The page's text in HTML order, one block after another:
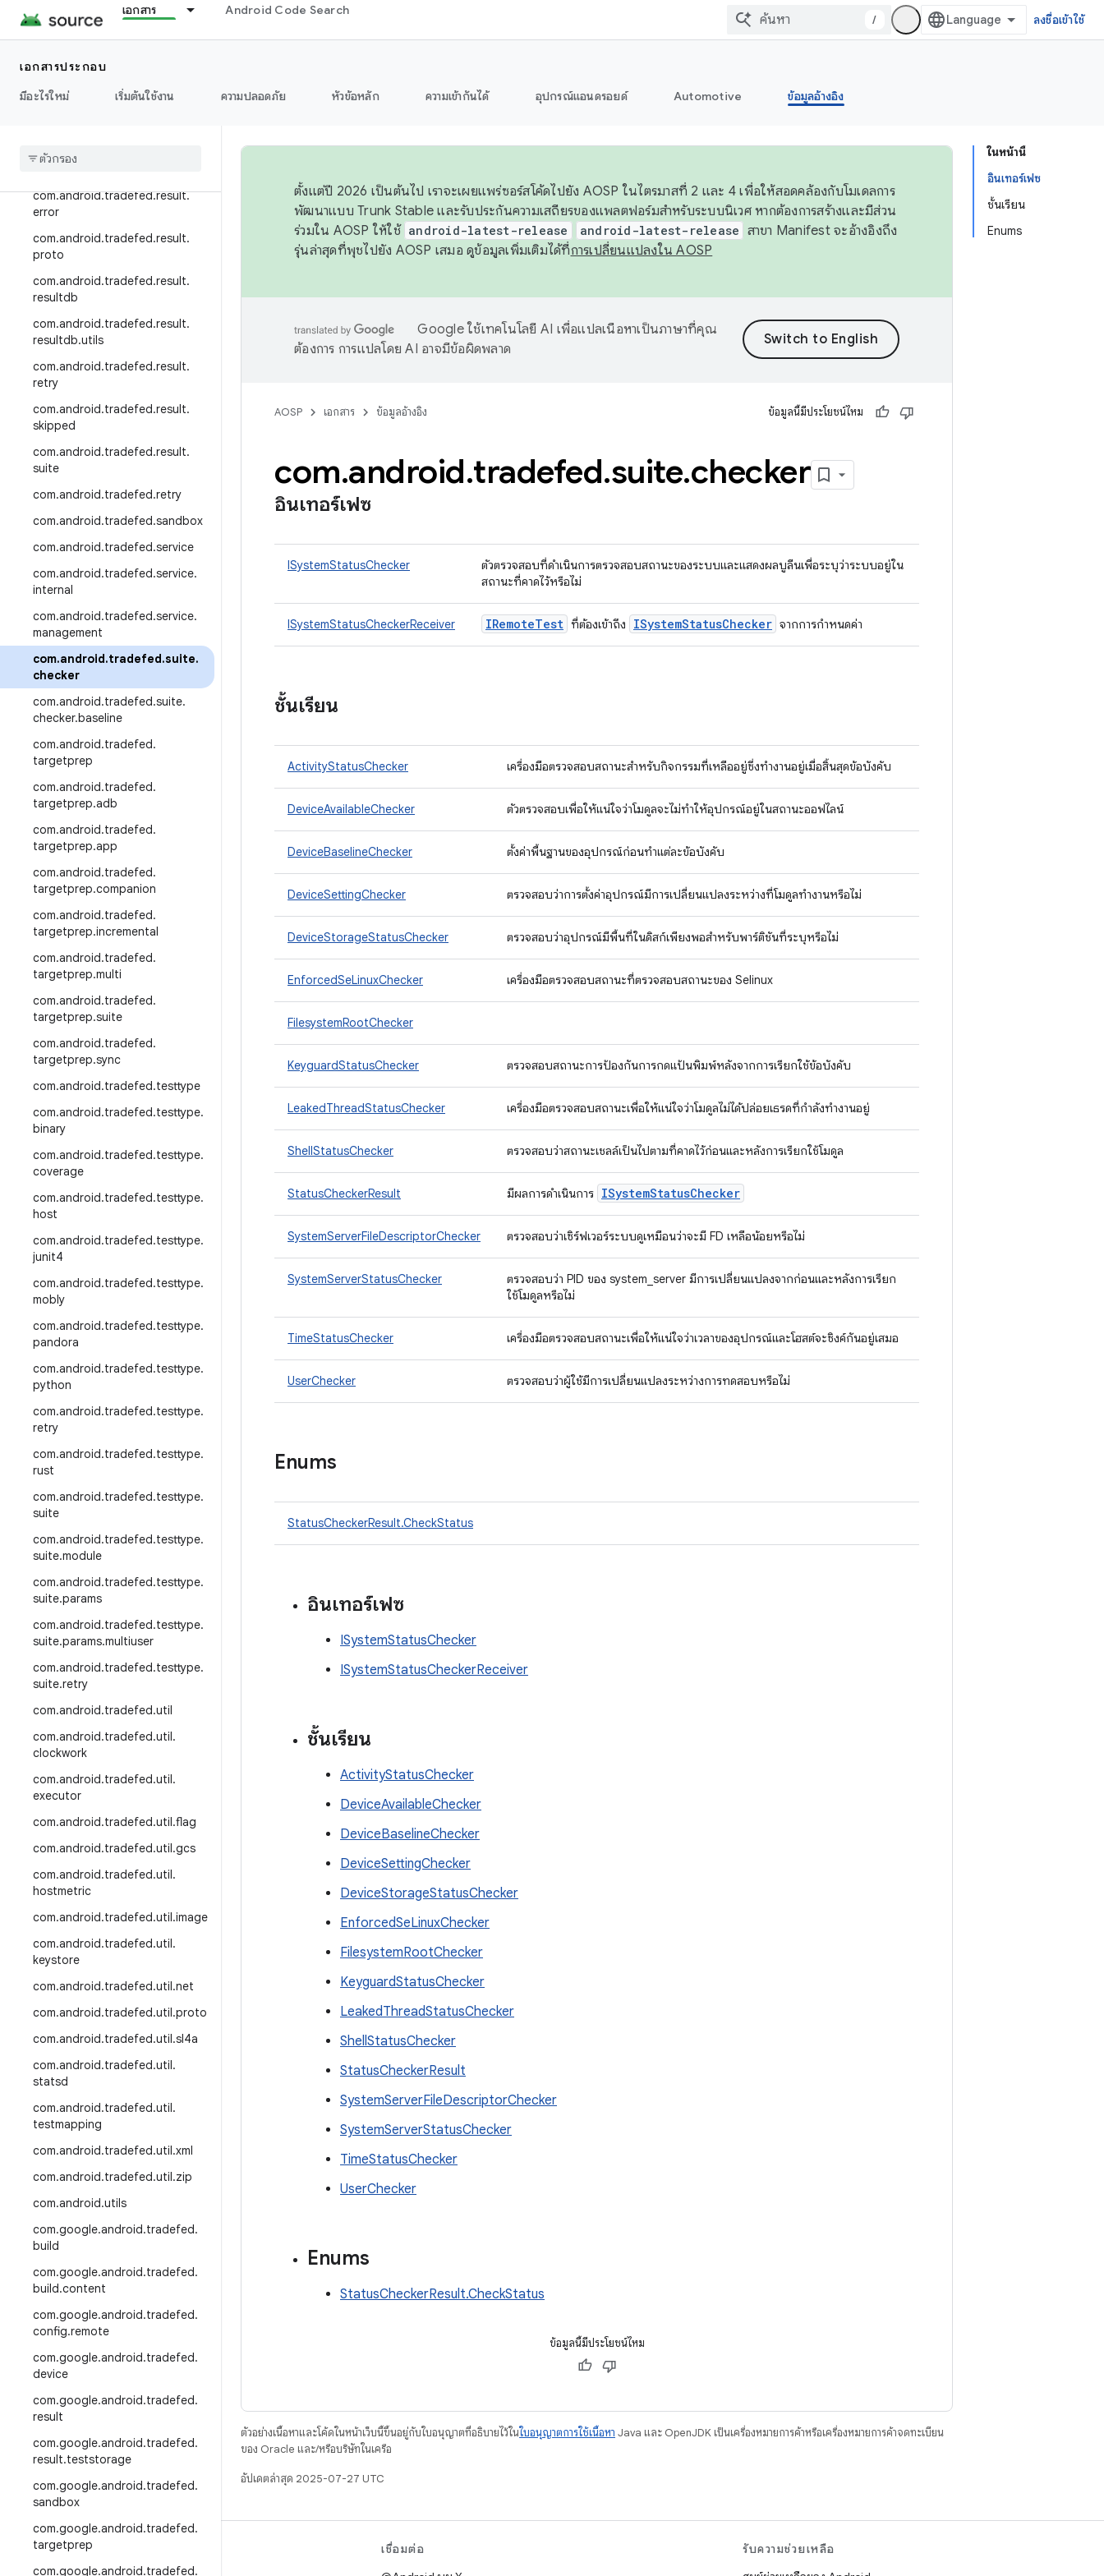
เอกสาร Android Code Search
/ ลงชื่อเข้าใช้
เอกสารประกอบ
มีอะไรใหม่
เริ่มต้นใช้งาน ความปลอดภัย หัวข้อหลัก ความเข้ากันได้ อุปกรณ์แอนดรอยด์ Automotive ข้อมูลอ้างอิง
g.collector
com.android.tradefed.postproc
essor.util
com.android
com.android.tradefed.result.
error
com.android.tradefed.result.
proto
com.android.tradefed.result.
resultdb
com.android.tradefed.result.
resultdb.utils
com.android.tradefed.result.
retry
com.android.tradefed.result.
skipped
com.android.tradefed.result.
suite
com.android.tradefed.retry
com.android.tradefed.sandbox
com.android.tradefed.service
com.android.tradefed.service.
internal
com.android.tradefed.service.
management
com.android.tradefed.suite.
checker
com.android.tradefed.suite.
checker.baseline
com.android.tradefed.
targetprep
com.android.tradefed.
targetprep.adb
com.android.tradefed.
targetprep.app
com.android.tradefed.
targetprep.companion
com.android.tradefed.
targetprep.incremental
com.android.tradefed.
targetprep.multi
com.android.tradefed.
targetprep.suite
com.android.tradefed.
targetprep.sync
com.android.tradefed.testtype
com.android.tradefed.testtype.
binary
com.android.tradefed.testtype.
coverage
com.android.tradefed.testtype.
host
com.android.tradefed.testtype.
junit4
com.android.tradefed.testtype.
mobly
com.android.tradefed.testtype.
pandora
com.android.tradefed.testtype.
python
com.android.tradefed.testtype.
retry
com.android.tradefed.testtype.
rust
com.android.tradefed.testtype.
suite
com.android.tradefed.testtype.
suite.module
com.android.tradefed.testtype.
suite.params
com.android.tradefed.testtype.
suite.params.multiuser
com.android.tradefed.testtype.
suite.retry
com.android.tradefed.util
com.android.tradefed.util.
clockwork
com.android.tradefed.util.
executor
com.android.tradefed.util.flag
com.android.tradefed.util.gcs
com.android.tradefed.util.
hostmetric
com.android.tradefed.util.image
com.android.tradefed.util.
keystore
com.android.tradefed.util.net
com.android.tradefed.util.proto
com.android.tradefed.util.sl4a
com.android.tradefed.util.
statsd
com.android.tradefed.util.
testmapping
com.android.tradefed.util.xml
com.android.tradefed.util.zip
com.android.utils
com.google.android.tradefed.
build
com.google.android.tradefed.
build.content
com.google.android.tradefed.
config.remote
com.google.android.tradefed.
device
com.google.android.tradefed.
result
com.google.android.tradefed.
result.teststorage
com.google.android.tradefed.
sandbox
com.google.android.tradefed.
targetprep
com.google.android.tradefed.
ในหน้านี้
อินเทอร์เฟซ
ชั้นเรียน
Enums
ตั้งแต่ปี 2026 เป็นต้นไป เราจะเผยแพร่ซอร์สโค้ดไปยัง AOSP ในไตรมาสที่ 2 และ 4 เพื่อให้สอดคล้องกับโมเดลการ
พัฒนาแบบ Trunk Stable และรับประกันความเสถียรของแพลตฟอร์มสำหรับระบบนิเวศ หากต้องการสร้างและมีส่วน
ร่วมใน AOSP ให้ใช้ android-latest-release android-latest-release สาขา Manifest จะอ้างอิงถึง
รุ่นล่าสุดที่พุชไปยัง AOSP เสมอ ดูข้อมูลเพิ่มเติมได้ที่การเปลี่ยนแปลงใน AOSP
Google ใช้เทคโนโลยี AI เพื่อแปลเนื้อหาเป็นภาษาที่คุณ
ต้องการ การแปลโดย AI อาจมีข้อผิดพลาด
AOSP เอกสาร ข้อมูลอ้างอิง ข้อมูลนี้มีประโยชน์ไหม
com.android.tradefed.suite.checker
อินเทอร์เฟซ
ISystemStatusChecker
ตัวตรวจสอบที่ดำเนินการตรวจสอบสถานะของระบบและแสดงผลบูลีนเพื่อระบุว่าระบบอยู่ใน
สถานะที่คาดไว้หรือไม่
ISystemStatusCheckerReceiver IRemoteTest ที่ต้องเข้าถึง ISystemStatusChecker จากการกําหนดค่า
ชั้นเรียน
ActivityStatusChecker เครื่องมือตรวจสอบสถานะสำหรับกิจกรรมที่เหลืออยู่ซึ่งทำงานอยู่เมื่อสิ้นสุดข้อบังคับ
DeviceAvailableChecker ตัวตรวจสอบเพื่อให้แน่ใจว่าโมดูลจะไม่ทำให้อุปกรณ์อยู่ในสถานะออฟไลน์
DeviceBaselineChecker ตั้งค่าพื้นฐานของอุปกรณ์ก่อนทำแต่ละข้อบังคับ
DeviceSettingChecker ตรวจสอบว่าการตั้งค่าอุปกรณ์มีการเปลี่ยนแปลงระหว่างที่โมดูลทํางานหรือไม่
DeviceStorageStatusChecker ตรวจสอบว่าอุปกรณ์มีพื้นที่ในดิสก์เพียงพอสำหรับพาร์ติชันที่ระบุหรือไม่
EnforcedSeLinuxChecker เครื่องมือตรวจสอบสถานะที่ตรวจสอบสถานะของ Selinux
FilesystemRootChecker
KeyguardStatusChecker ตรวจสอบสถานะการป้องกันการกดแป้นพิมพ์หลังจากการเรียกใช้ข้อบังคับ
LeakedThreadStatusChecker เครื่องมือตรวจสอบสถานะเพื่อให้แน่ใจว่าโมดูลไม่ได้ปล่อยเธรดที่กำลังทำงานอยู่
ShellStatusChecker ตรวจสอบว่าสถานะเชลล์เป็นไปตามที่คาดไว้ก่อนและหลังการเรียกใช้โมดูล
StatusCheckerResult มีผลการดําเนินการ ISystemStatusChecker
SystemServerFileDescriptorChecker ตรวจสอบว่าเซิร์ฟเวอร์ระบบดูเหมือนว่าจะมี FD เหลือน้อยหรือไม่
SystemServerStatusChecker
ตรวจสอบว่า PID ของ system_server มีการเปลี่ยนแปลงจากก่อนและหลังการเรียก
ใช้โมดูลหรือไม่
TimeStatusChecker เครื่องมือตรวจสอบสถานะเพื่อให้แน่ใจว่าเวลาของอุปกรณ์และโฮสต์จะซิงค์กันอยู่เสมอ
UserChecker ตรวจสอบว่าผู้ใช้มีการเปลี่ยนแปลงระหว่างการทดสอบหรือไม่
Enums
StatusCheckerResult.CheckStatus
อินเทอร์เฟซ
ISystemStatusChecker
ISystemStatusCheckerReceiver
ชั้นเรียน
ActivityStatusChecker
DeviceAvailableChecker
DeviceBaselineChecker
DeviceSettingChecker
DeviceStorageStatusChecker
EnforcedSeLinuxChecker
FilesystemRootChecker
KeyguardStatusChecker
LeakedThreadStatusChecker
ShellStatusChecker
StatusCheckerResult
SystemServerFileDescriptorChecker
SystemServerStatusChecker
TimeStatusChecker
UserChecker
Enums
StatusCheckerResult.CheckStatus
ข้อมูลนี้มีประโยชน์ไหม
ตัวอย่างเนื้อหาและโค้ดในหน้าเว็บนี้ขึ้นอยู่กับใบอนุญาตที่อธิบายไว้ในใบอนุญาตการใช้เนื้อหา Java และ OpenJDK เป็นเครื่องหมายการค้าหรือเครื่องหมายการค้าจดทะเบียน
ของ Oracle และ/หรือบริษัทในเครือ
อัปเดตล่าสุด 2025-07-27 UTC
บิวด์
เชื่อมต่อ
รับความช่วยเหลือ